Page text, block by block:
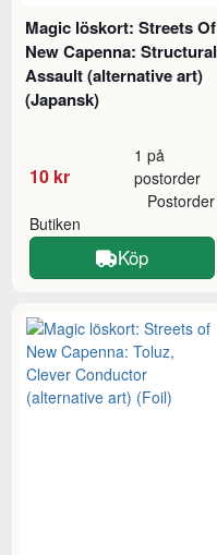
Magic löskort: Streets Of
New Capenna: Structural
Assault (alternative art)
(Japansk)
10 kr
1 på
postorder
Butiken
Postorder
Köp